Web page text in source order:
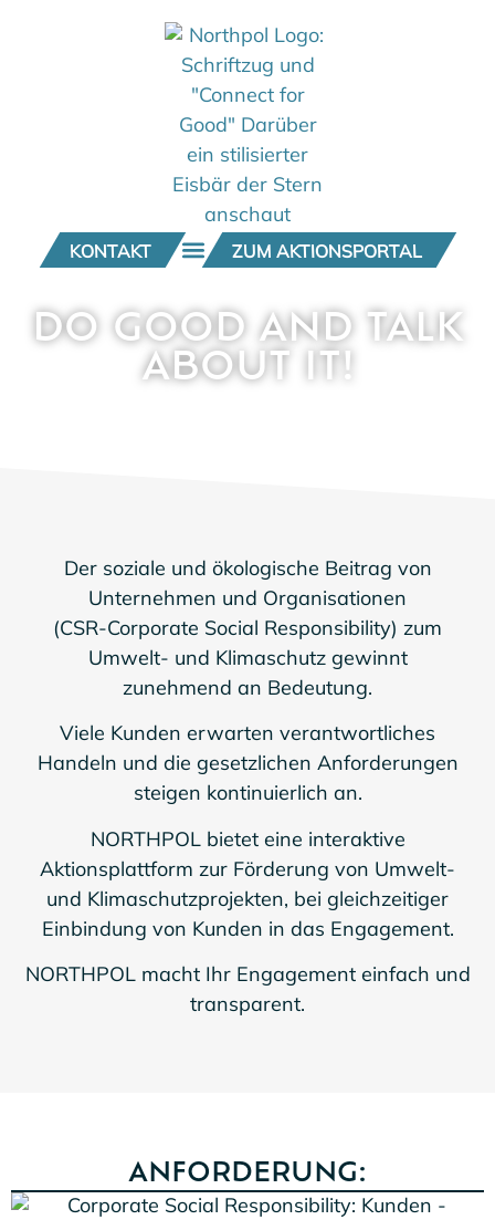
KONTAKT ZUM AKTIONSPORTAL
DO GOOD AND TALK
ABOUT IT!
Der soziale und ökologische Beitrag von
Unternehmen und Organisationen
(CSR-Corporate Social Responsibility) zum
Umwelt- und Klimaschutz gewinnt
zunehmend an Bedeutung.
Viele Kunden erwarten verantwortliches
Handeln und die gesetzlichen Anforderungen
steigen kontinuierlich an.
NORTHPOL bietet eine interaktive
Aktionsplattform zur Förderung von Umwelt-
und Klimaschutzprojekten, bei gleichzeitiger
Einbindung von Kunden in das Engagement.
NORTHPOL macht Ihr Engagement einfach und
transparent.
ANFORDERUNG: